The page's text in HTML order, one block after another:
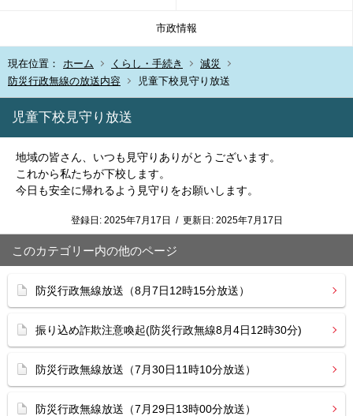
市政情報
現在位置： ホーム くらし・手続き
減災
防災行政無線の放送内容
児童下校見守り放送
児童下校見守り放送
地域の皆さん、いつも見守りありがとうございます。
これから私たちが下校します。
今日も安全に帰れるよう見守りをお願いします。
登録日: 2025年7月17日 / 更新日: 2025年7月17日
このカテゴリー内の他のページ
防災行政無線放送（8月7日12時15分放送）
振り込め詐欺注意喚起(防災行政無線8月4日12時30分)
防災行政無線放送（7月30日11時10分放送）
防災行政無線放送（7月29日13時00分放送）